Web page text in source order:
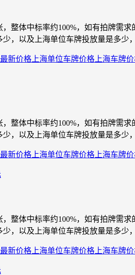
整体中标率约100%，如有拍牌需
，以及上海单位车牌投放量是多少
最新价格 上海单位车牌价格 上海车牌
整体中标率约100%，如有拍牌需
，以及上海单位车牌投放量是多少
最新价格 上海单位车牌价格 上海车牌
整体中标率约100%，如有拍牌需
，以及上海单位车牌投放量是多少
最新价格 上海单位车牌价格 上海车牌